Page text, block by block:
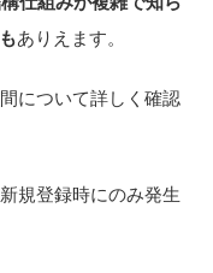
ありえます。
について詳しく確認
規登録時にのみ発生